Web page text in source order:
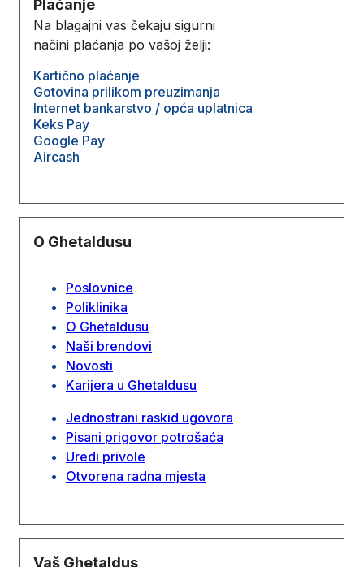
Plaćanje
Na blagajni vas čekaju sigurni
načini plaćanja po vašoj želji:
Kartično plaćanje
Gotovina prilikom preuzimanja
Internet bankarstvo / opća uplatnica
Keks Pay
Google Pay
Aircash
O Ghetaldusu
Poslovnice
Poliklinika
O Ghetaldusu
Naši brendovi
Novosti
Karijera u Ghetaldusu
Jednostrani raskid ugovora
Pisani prigovor potrošaća
Uredi privole
Otvorena radna mjesta
Vaš Ghetaldus